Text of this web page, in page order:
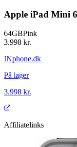
Apple iPad Mini
64GBPink
3.998 kr.
INphone.dk
På lager
3.998 kr.
Affiliatelinks